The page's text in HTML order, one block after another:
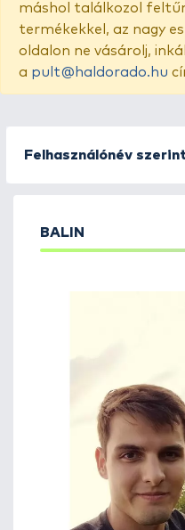
máshol találkozol
termékekkel, az nagy
oldalon ne vásárolj,
a pult@haldorado.hu
Felhasználónév
BALIN